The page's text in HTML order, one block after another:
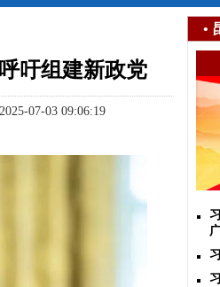
吁组建新政党
07-03 09:06:19
•